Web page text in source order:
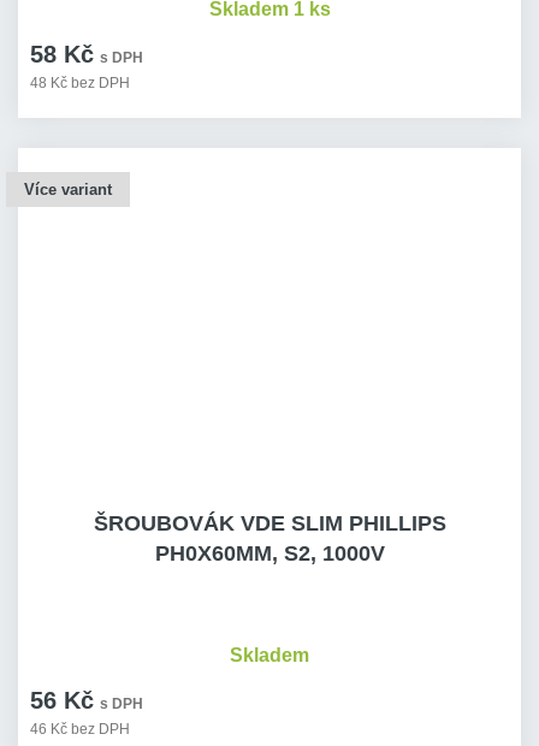
58 Kč s DPH
48 Kč bez DPH
Skladem 1 ks
Více variant
ŠROUBOVÁK VDE SLIM PHILLIPS
PH0X60MM, S2, 1000V
56 Kč s DPH
46 Kč bez DPH
Skladem